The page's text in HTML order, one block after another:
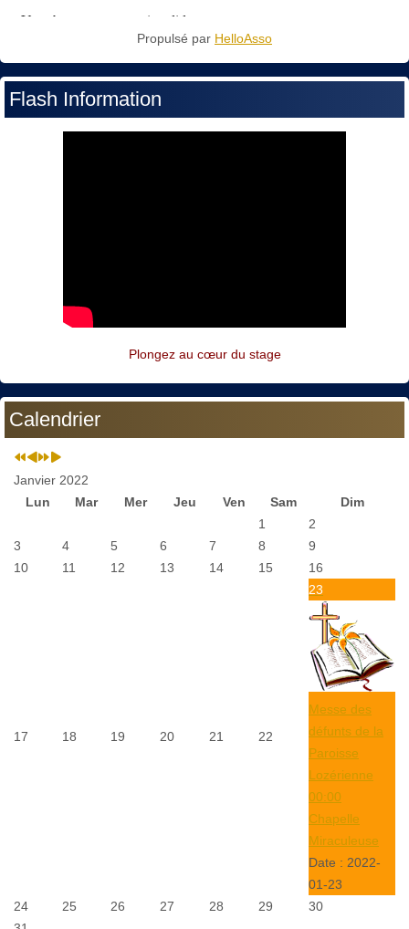
Propulsé par HelloAsso
Flash Information
Plongez au cœur du stage
Calendrier
Janvier 2022
Lun
Mar Mer Jeu Ven Sam
Dim
1
2
3
4 5 6 7 8
9
10
11 12 13 14 15 16
17 18 19 20 21 22
23
Messe des
défunts de la
Paroisse
Lozérienne
00:00
Chapelle
Miraculeuse
Date : 2022-
01-23
24
25 26 27 28 29
30